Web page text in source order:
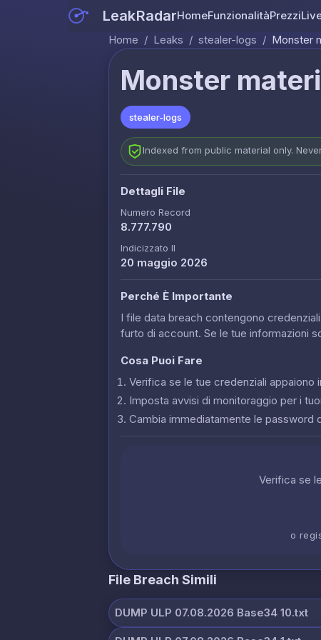
LeakRadarHomeFunzionalitàPrezzi
Home / Leaks / stealer-logs / Monster
Monster
stealer-logs
Indexed from public material only.
Dettagli File
Numero Record
8.777.790
Indicizzato Il
20 maggio 2026
Perché È Importante
I file data breach contengono
furto di account. Se le tue informazioni
Cosa Puoi Fare
Verifica se le tue credenziali appaiono
Imposta avvisi di monitoraggio per i
Cambia immediatamente le password
Verifica se
o
File Breach Simili
DUMP ULP 07.08.2026 Base34 10.txt